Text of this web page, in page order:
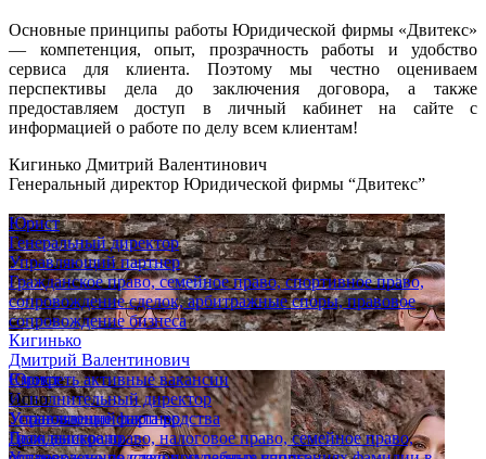
Основные принципы работы Юридической фирмы «Двитекс»
— компетенция, опыт, прозрачность работы и удобство
сервиса для клиента. Поэтому мы честно оцениваем
перспективы дела до заключения договора, а также
предоставляем доступ в личный кабинет на сайте с
информацией о работе по делу всем клиентам!
Кигинько Дмитрий Валентинович
Генеральный директор Юридической фирмы “Двитекс”
Юрист
Генеральный директор
Управляющий партнер
Гражданское право, семейное право, спортивное право,
сопровождение сделок, арбитражные споры, правовое
сопровождение бизнеса
Кигинько
Дмитрий Валентинович
Юрист
Исполнительный директор
Управляющий партнер
Гражданское право, налоговое право, семейное право,
Смотреть активные вакансии
Опыт
Установление факта родства
Дело выиграно